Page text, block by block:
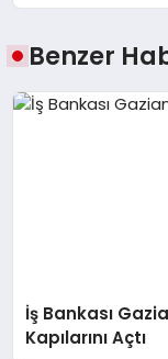
Benzer
İş Bankası
Kapılarını Açtı